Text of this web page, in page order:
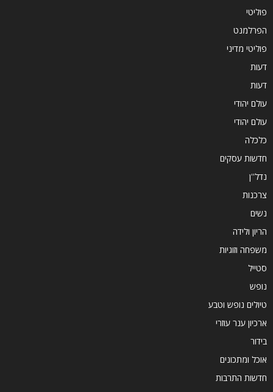
פוליטי
הפרלמנט
פוליטי מדיני
דעות
דעות
עולם יהודי
עולם יהודי
כלכלה
חדשות עסקים
נדל''ן
צרכנות
נשים
הריון ולידה
משפחה וזוגיות
סטייל
נופש
טיולים נופש וטבע
ארכיון ענר עוזרי
בידור
אוכל ומתכונים
חדשות התרבות